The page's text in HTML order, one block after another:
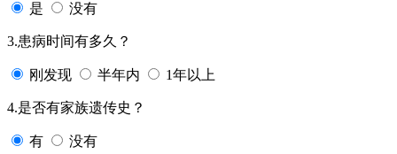
是 没有
3.患病时间有多久？
刚发现 半年内 1年以上
4.是否有家族遗传史？
有 没有